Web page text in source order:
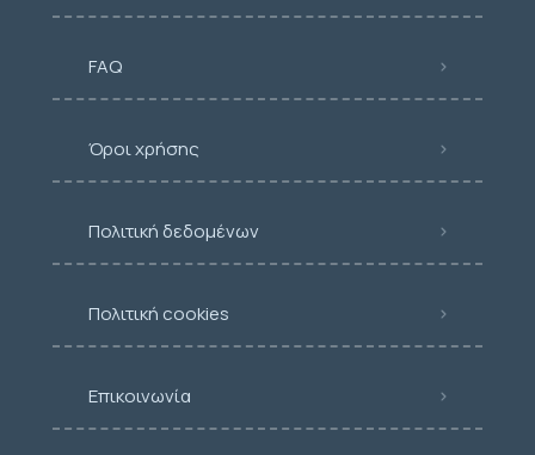
FAQ
Όροι χρήσης
Πολιτική δεδομένων
Πολιτική cookies
Επικοινωνία